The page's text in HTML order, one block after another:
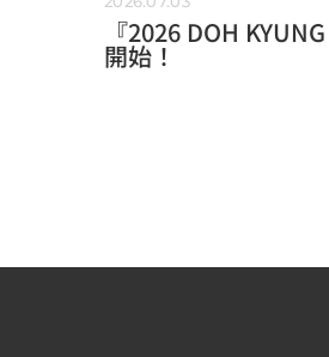
『2026 DOH
開始！